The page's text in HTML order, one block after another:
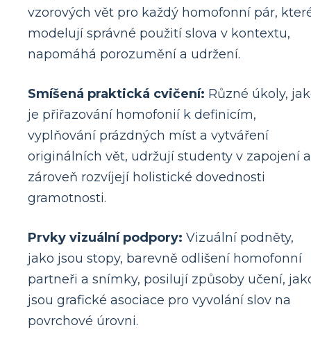
vzorových vět pro každý homofonní pár,
modelují správné použití slova v kontextu,
napomáhá porozumění a udržení.
Smíšená praktická cvičení: Různé úkoly,
je přiřazování homofonií k definicím,
vyplňování prázdných míst a vytváření
originálních vět, udržují studenty v zapojení a
zároveň rozvíjejí holistické dovednosti
gramotnosti.
Prvky vizuální podpory: Vizuální podněty,
jako jsou stopy, barevně odlišení homofonní
partneři a snímky, posilují způsoby učení,
jsou grafické asociace pro vyvolání slov na
povrchové úrovni.